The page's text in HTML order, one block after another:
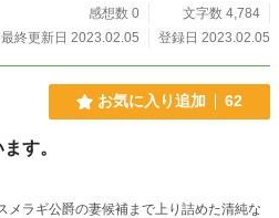
感想数 0
文字数 4,784
最終更新日 2023.02.05
登録日 2023.02.05
お気に入り追加 62
す。
メラギ公爵の妻候補まで上り詰めた清純な